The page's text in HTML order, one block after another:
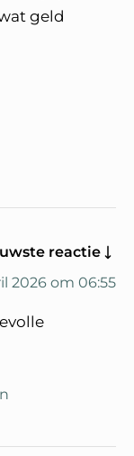
geld
reactie
2026 om 06:55